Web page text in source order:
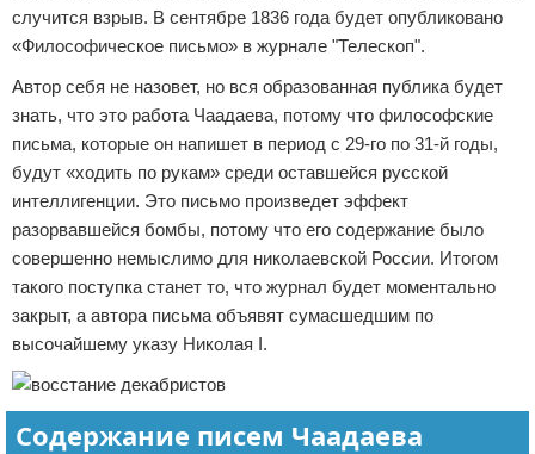
случится взрыв. В сентябре 1836 года будет опубликовано
«Философическое письмо» в журнале "Телескоп".
Автор себя не назовет, но вся образованная публика будет
знать, что это работа Чаадаева, потому что философские
письма, которые он напишет в период с 29-го по 31-й годы,
будут «ходить по рукам» среди оставшейся русской
интеллигенции. Это письмо произведет эффект
разорвавшейся бомбы, потому что его содержание было
совершенно немыслимо для николаевской России. Итогом
такого поступка станет то, что журнал будет моментально
закрыт, а автора письма объявят сумасшедшим по
высочайшему указу Николая I.
Содержание писем Чаадаева